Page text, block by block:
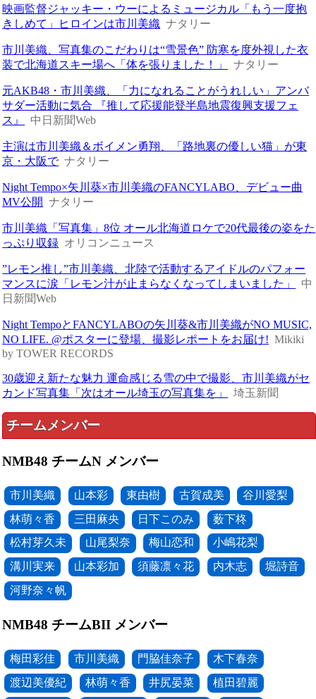
映画監督ジャッキー・ウーによるミュージカル「もう一度抱
きしめて」ヒロインは市川美織 ナタリー
市川美織、写真集のこだわりは“雪景色” 防寒を度外視した衣
装で北海道スキー場へ「体を張りました！」
ナタリー
元AKB48・市川美織、「力になれることがうれしい」アンバ
サダー活動に気合 『推して応援能登半島地震復興支援フェ
ス』
中日新聞Web
主演は市川美織＆ボイメン勇翔、「路地裏の優しい猫」が東
京・大阪で ナタリー
Night Tempo×矢川葵×市川美織のFANCYLABO、デビュー曲
MV公開 ナタリー
市川美織「写真集」8位 オール北海道ロケで20代最後の姿をた
っぷり収録 オリコンニュース
”レモン推し”市川美織、北陸で活動するアイドルのパフォー
マンスに涙「レモン汁が止まらなくなってしまいました」
中
日新聞Web
Night TempoとFANCYLABOの矢川葵&市川美織がNO MUSIC,
NO LIFE. @ポスターに登場、撮影レポートをお届け! Mikiki
by TOWER RECORDS
30歳迎え新たな魅力 運命感じる雪の中で撮影、市川美織がセ
カンド写真集「次はオール埼玉の写真集を」
埼玉新聞
チームメンバー
NMB48 チームN メンバー
市川美織 山本彩 東由樹 古賀成美
谷川愛梨
林萌々香
三田麻央 日下このみ
薮下柊
松村芽久未
山尾梨奈 梅山恋和
小嶋花梨
溝川実来
山本彩加 須藤凛々花 内木志
堀詩音
河野奈々帆
NMB48 チームBII メンバー
梅田彩佳 市川美織 門脇佳奈子
木下春奈
渡辺美優紀
林萌々香 井尻晏菜
植田碧麗